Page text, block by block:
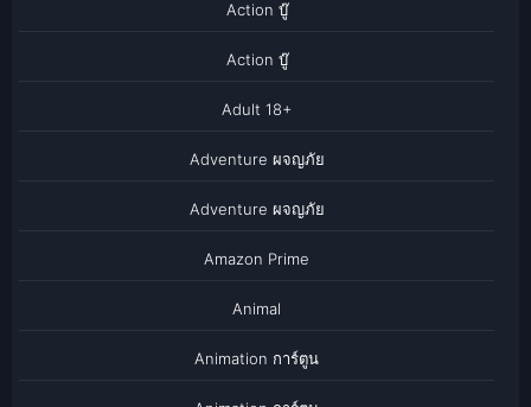
Action บู๊
Action บู๊
Adult 18+
Adventure ผจญภัย
Adventure ผจญภัย
Amazon Prime
Animal
Animation การ์ตูน